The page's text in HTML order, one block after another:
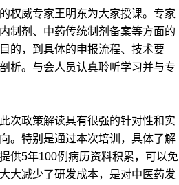
威专家王明东为大家授课。专家
制剂、中药传统制剂备案等方面的
的，到具体的申报流程、技术要
析。与会人员认真聆听学习并与专
政策解读具有很强的针对性和实
。特别是通过本次培训，具体了解
供5年100例病历资料积累，可以免
大减少了研发成本，是对中医药发